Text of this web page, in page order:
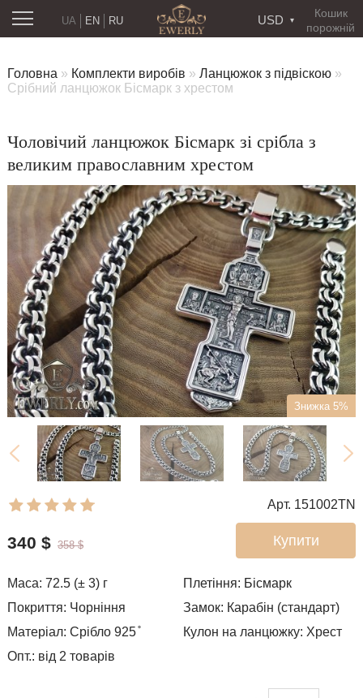
Кошик
порожній
USD
RU
UA EN
Головна » Комплекти виробів » Ланцюжок з підвіскою »
Срібний ланцюжок Бісмарк з хрестом
Чоловічий ланцюжок Бісмарк зі срібла з
великим православним хрестом
Знижка 5%
Арт. 151002TN
Купити
340 $ 358 $
Маса: 72.5 (± 3) г Плетіння: Бісмарк
Покриття: Чорніння
Замок: Карабін (стандарт)
Матеріал: Срібло 925 ̊
Кулон на ланцюжку: Хрест
Опт.: від 2 товарів